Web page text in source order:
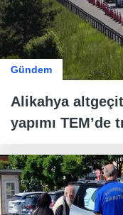
Gündem
Alikahya
yapımı